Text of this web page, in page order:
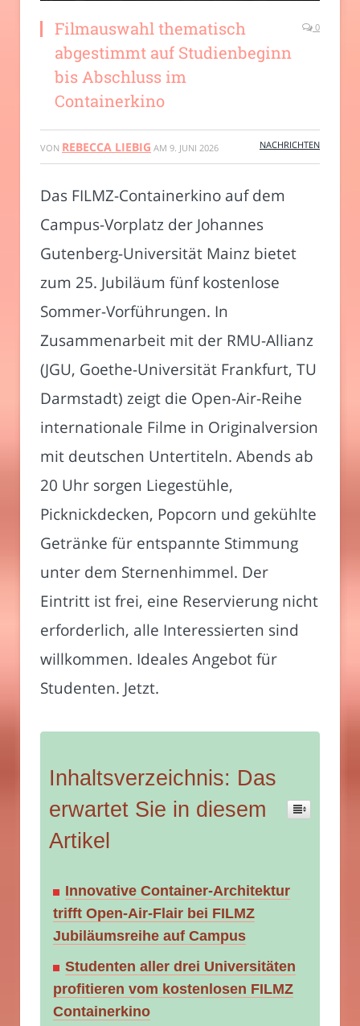
Filmauswahl thematisch
abgestimmt auf Studienbeginn
bis Abschluss im
Containerkino
0
VON REBECCA LIEBIG AM 9. JUNI 2026 NACHRICHTEN
Das FILMZ-Containerkino auf dem
Campus-Vorplatz der Johannes
Gutenberg-Universität Mainz bietet
zum 25. Jubiläum fünf kostenlose
Sommer-Vorführungen. In
Zusammenarbeit mit der RMU-Allianz
(JGU, Goethe-Universität Frankfurt, TU
Darmstadt) zeigt die Open-Air-Reihe
internationale Filme in Originalversion
mit deutschen Untertiteln. Abends ab
20 Uhr sorgen Liegestühle,
Picknickdecken, Popcorn und gekühlte
Getränke für entspannte Stimmung
unter dem Sternenhimmel. Der
Eintritt ist frei, eine Reservierung nicht
erforderlich, alle Interessierten sind
willkommen. Ideales Angebot für
Studenten. Jetzt.
Inhaltsverzeichnis: Das
erwartet Sie in diesem
Artikel
Innovative Container-Architektur
trifft Open-Air-Flair bei FILMZ
Jubiläumsreihe auf Campus
Studenten aller drei Universitäten
profitieren vom kostenlosen FILMZ
Containerkino